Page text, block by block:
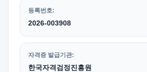
등록번호:
2026-003908
자격증 발급기관:
한국자격검정진흥원